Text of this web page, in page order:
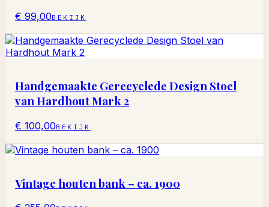
€ 99,00BEKIJK
Handgemaakte Gerecyclede Design Stoel
van Hardhout Mark 2
€ 100,00BEKIJK
Vintage houten bank – ca. 1900